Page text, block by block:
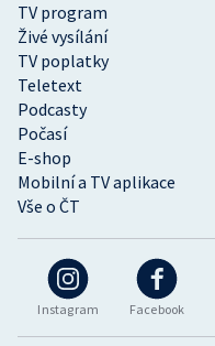
Instagram Facebook
TV program
Živé vysílání
TV poplatky
Teletext
Podcasty
Počasí
E-shop
Mobilní a TV aplikace
Vše o ČT